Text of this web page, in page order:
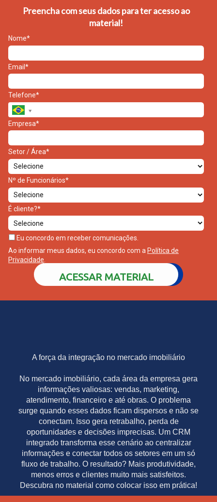
Preencha com seus dados para ter acesso ao
material!
Nome*
Email*
Telefone*
Empresa*
Setor / Área*
Nº de Funcionários*
É cliente?*
Eu concordo em receber comunicações.
Ao informar meus dados, eu concordo com a Política de
Privacidade
ACESSAR MATERIAL
A força da integração no mercado imobiliário
No mercado imobiliário, cada área da empresa gera
informações valiosas: vendas, marketing,
atendimento, financeiro e até obras. O problema
surge quando esses dados ficam dispersos e não se
conectam. Isso gera retrabalho, perda de
oportunidades e decisões imprecisas. Um CRM
integrado transforma esse cenário ao centralizar
informações e conectar todos os setores em um só
fluxo de trabalho. O resultado? Mais produtividade,
menos erros e clientes muito mais satisfeitos.
Descubra no material como colocar isso em prática!